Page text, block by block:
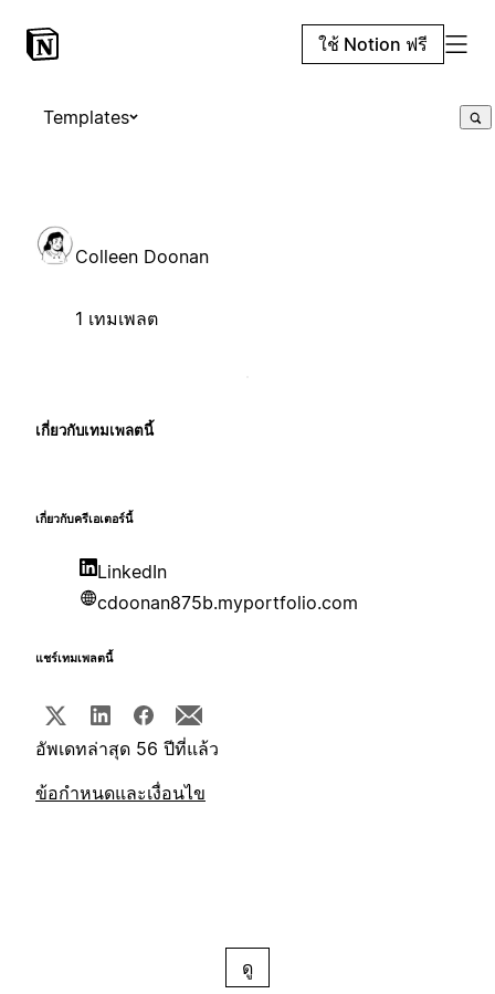
ใช้ Notion ฟรี
Templates
Colleen Doonan
1 เทมเพลต
เกี่ยวกับเทมเพลตนี้
เกี่ยวกับครีเอเตอร์นี้
LinkedIn
cdoonan875b.myportfolio.com
แชร์เทมเพลตนี้
อัพเดทล่าสุด 56 ปีที่แล้ว
ข้อกำหนดและเงื่อนไข
ดู